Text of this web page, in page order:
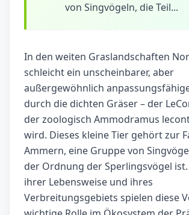
von Singvögeln, die Teil...
In den weiten Graslandschaften
schleicht ein unscheinbarer, aber
außergewöhnlich
durch die dichten Gräser – der
der zoologisch Ammodramus
wird. Dieses kleine Tier gehört zur
Ammern, eine Gruppe von
der Ordnung der Sperlingsvögel
ihrer Lebensweise und ihres
Verbreitungsgebiets spielen diese